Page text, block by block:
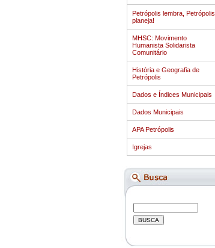
Petrópolis lembra, Petrópolis
planeja!
MHSC: Movimento
Humanista Solidarista
Comunitário
História e Geografia de
Petrópolis
Dados e Índices Municipais
Dados Municipais
APA Petrópolis
Igrejas